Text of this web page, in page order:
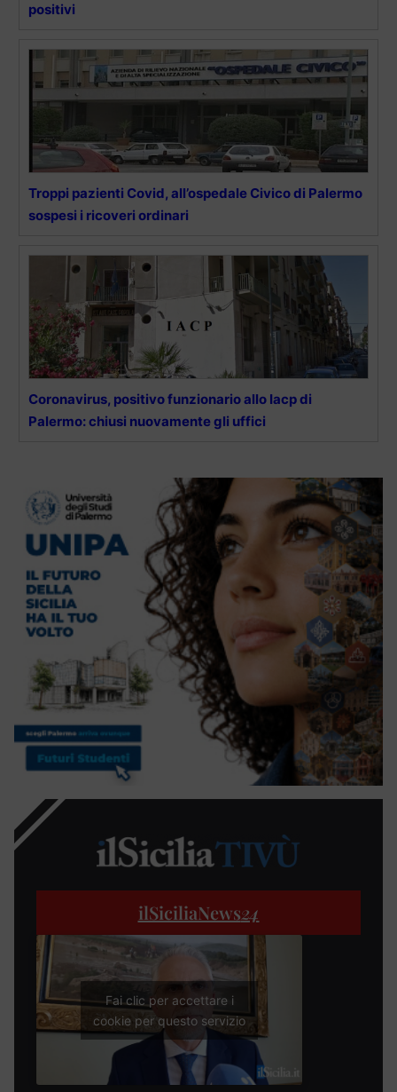
positivi
Troppi pazienti Covid, all’ospedale Civico di Palermo
sospesi i ricoveri ordinari
Coronavirus, positivo funzionario allo Iacp di
Palermo: chiusi nuovamente gli uffici
ilSiciliaNews24
Fai clic per accettare i
cookie per questo servizio